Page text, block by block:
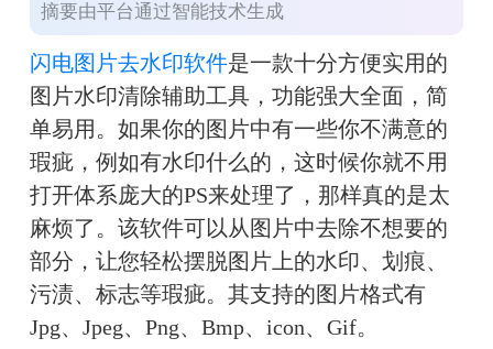
摘要由平台通过智能技术生成
闪电图片去水印软件是一款十分方便实用的
图片水印清除辅助工具，功能强大全面，简
单易用。如果你的图片中有一些你不满意的
瑕疵，例如有水印什么的，这时候你就不用
打开体系庞大的PS来处理了，那样真的是太
麻烦了。该软件可以从图片中去除不想要的
部分，让您轻松摆脱图片上的水印、划痕、
污渍、标志等瑕疵。其支持的图片格式有
Jpg、Jpeg、Png、Bmp、icon、Gif。